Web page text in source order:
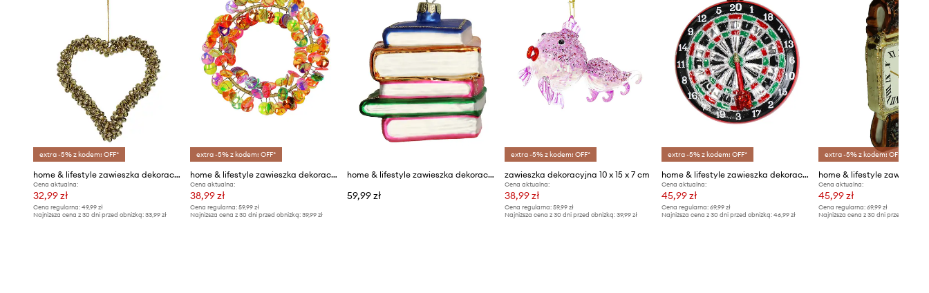
extra -5% z kodem: OFF*
home & lifestyle zawieszka dekoracyjna
Cena aktualna:
32,99 zł
Cena regularna: 49,99 zł
Najniższa cena z 30 dni przed obniżką: 33,99 zł
extra -5% z kodem: OFF*
home & lifestyle zawieszka dekoracyjna
Cena aktualna:
38,99 zł
Cena regularna:59,99 zł
Najniższa cena z 30 dni przed obniżką:39,99 zł
home & lifestyle zawieszka dekoracyjna
59,99 zł
extra -5% z kodem: OFF*
zawieszka dekoracyjna 10 x 15 x 7 cm
Cena aktualna:
38,99 zł
Cena regularna: 59,99 zł
Najniższa cena z 30 dni przed obniżką: 39,99 zł
extra -5% z kodem: OFF*
home & lifestyle zawieszka dekoracyjna
Cena aktualna:
45,99 zł
Cena regularna:69,99 zł
Najniższa cena z 30 dni przed obniżką:46,99 zł
extra -5% z kodem: OFF*
Cena aktualna:
45,99 zł
Cena regularna: 69,99 zł
Najniższa cena z 30 dni przed obniżką: